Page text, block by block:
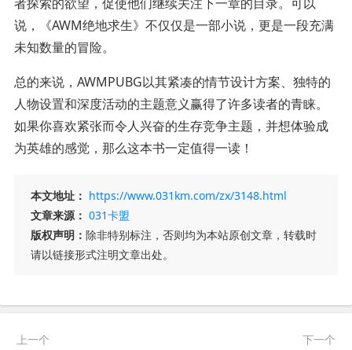
说，《AWM绝地求生》不仅仅是一部小说，更是一段充满
未知数量的冒险。
总的来说，AWMPUBG以其紧凑的情节设计方案、独特的
人物设置和深度活动的主题意义赢得了许多读者的青睐。
如果你喜欢紧张而令人兴奋的生存竞争主题，并想体验成
为英雄的感觉，那么这本书一定值得一读！
本文地址： https://www.031km.com/zx/3148.html
文章来源： 031卡盟
版权声明： 除非特别标注，否则均为本站原创文章，转载时
请以链接形式注明文章出处。
上一个 下一个